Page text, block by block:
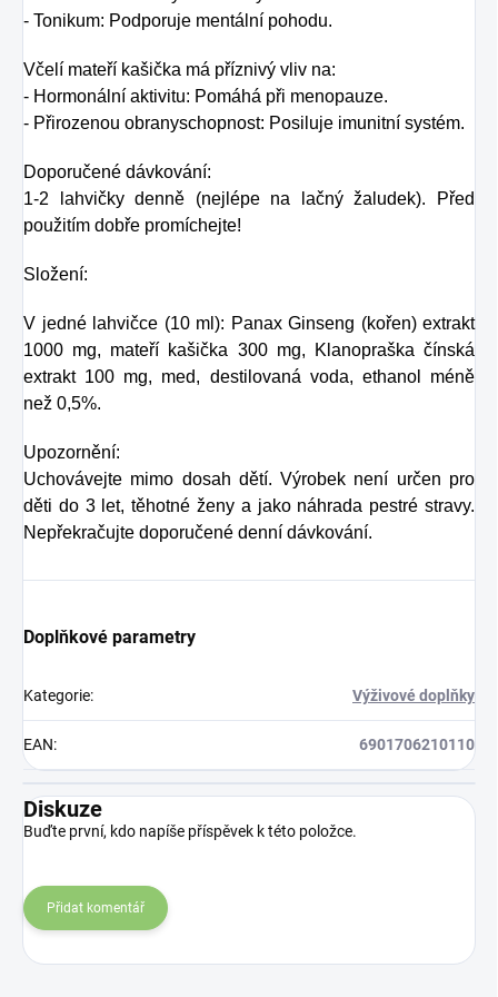
- Tonikum: Podporuje mentální pohodu.
Včelí mateří kašička má příznivý vliv na:
- Hormonální aktivitu: Pomáhá při menopauze.
- Přirozenou obranyschopnost: Posiluje imunitní systém.
Doporučené dávkování:
1-2 lahvičky denně (nejlépe na lačný žaludek). Před
použitím dobře promíchejte!
Složení:
V jedné lahvičce (10 ml): Panax Ginseng (kořen) extrakt
1000 mg, mateří kašička 300 mg, Klanopraška čínská
extrakt 100 mg, med, destilovaná voda, ethanol méně
než 0,5%.
Upozornění:
Uchovávejte mimo dosah dětí. Výrobek není určen pro
děti do 3 let, těhotné ženy a jako náhrada pestré stravy.
Nepřekračujte doporučené denní dávkování.
Doplňkové parametry
Kategorie: Výživové doplňky
EAN: 6901706210110
Diskuze
Buďte první, kdo napíše příspěvek k této položce.
Přidat komentář